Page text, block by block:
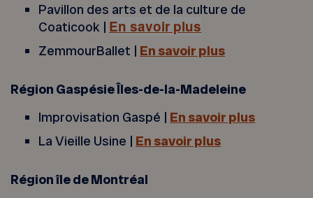
Pavillon des arts et de la culture de
Coaticook | En savoir plus
ZemmourBallet | En savoir plus
Région Gaspésie Îles-de-la-Madeleine
Improvisation Gaspé | En savoir plus
La Vieille Usine | En savoir plus
Région île de Montréal